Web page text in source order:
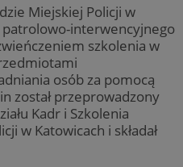
Miejskiej Policji w
interwencyjnego
szkolenia w
osób za pomocą
został przeprowadzony
Kadr i Szkolenia
w Katowicach i składał